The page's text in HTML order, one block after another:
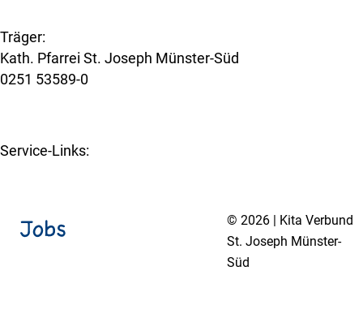
Träger:
Kath. Pfarrei St. Joseph Münster-Süd
0251 53589-0
Service-Links:
© 2026 | Kita Verbund
St. Joseph Münster-
Süd